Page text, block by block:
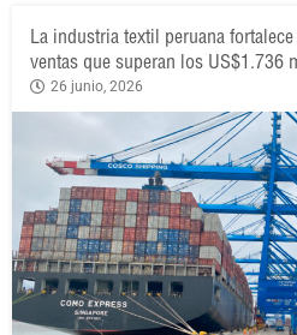
La industria textil peruana
ventas que superan los US$1.736
26 junio, 2026